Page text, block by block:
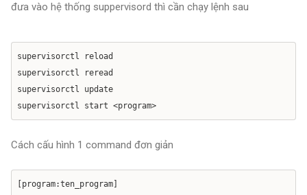
đưa vào hệ thống suppervisord thì cần chạy lệnh sau
supervisorctl reload
supervisorctl reread
supervisorctl update
supervisorctl start <program>
Cách cấu hình 1 command đơn giản
[program:ten_program]